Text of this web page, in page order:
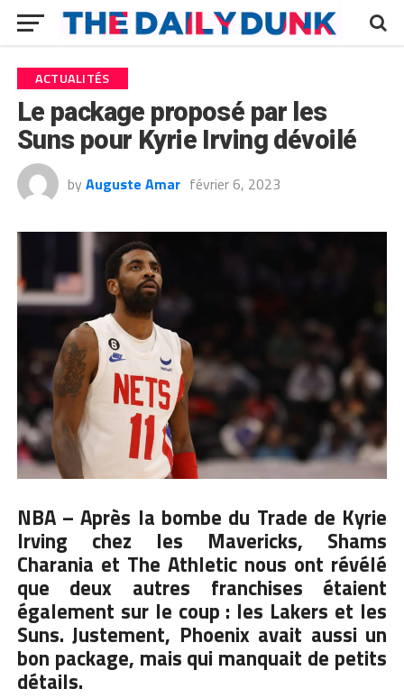
ACTUALITÉS
Le package proposé par les
Suns pour Kyrie Irving dévoilé
by Auguste Amar février 6, 2023
NBA – Après la bombe du Trade de Kyrie
Irving chez les Mavericks, Shams
Charania et The Athletic nous ont révélé
que deux autres franchises étaient
également sur le coup : les Lakers et les
Suns. Justement, Phoenix avait aussi un
bon package, mais qui manquait de petits
détails.